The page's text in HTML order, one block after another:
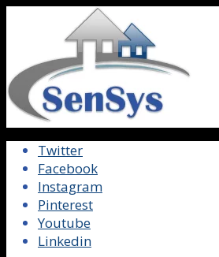
Twitter
Facebook
Instagram
Pinterest
Youtube
Linkedin